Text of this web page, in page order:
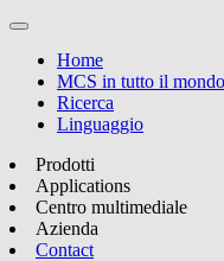
Home
MCS in tutto il mondo
Ricerca
Linguaggio
Prodotti
Applications
Centro multimediale
Azienda
Contact